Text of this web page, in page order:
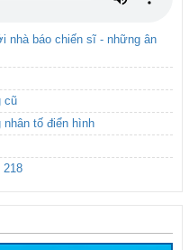
nhà báo chiến sĩ - những ân
cũ
tố điển hình
218